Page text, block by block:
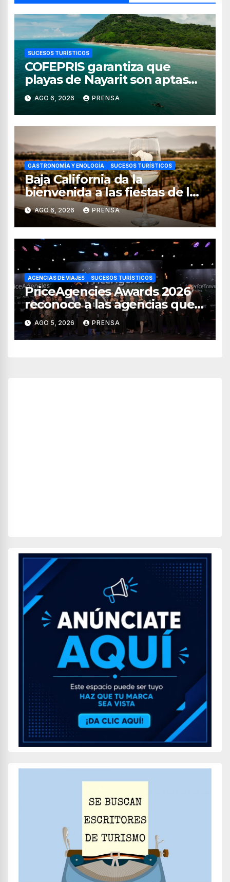
SUCESOS TURÍSTICOS
COFEPRIS garantiza que
playas de Nayarit son aptas
para uso recreativo
AGO 6, 2026 PRENSA
GASTRONOMÍA Y ENOLOGÍA SUCESOS TURÍSTICOS
Baja California da la
bienvenida a las fiestas de la
vendimia 2026
AGO 6, 2026 PRENSA
AGENCIAS DE VIAJES SUCESOS TURÍSTICOS
PriceAgencies Awards 2026
reconoce a las agencias que
impulsan el crecimiento del
turismo en México
AGO 5, 2026 PRENSA